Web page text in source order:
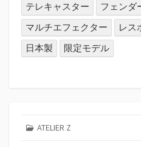
テレキャスター
フェンダ
マルチエフェクター
レス
日本製
限定モデル
ATELIER Z